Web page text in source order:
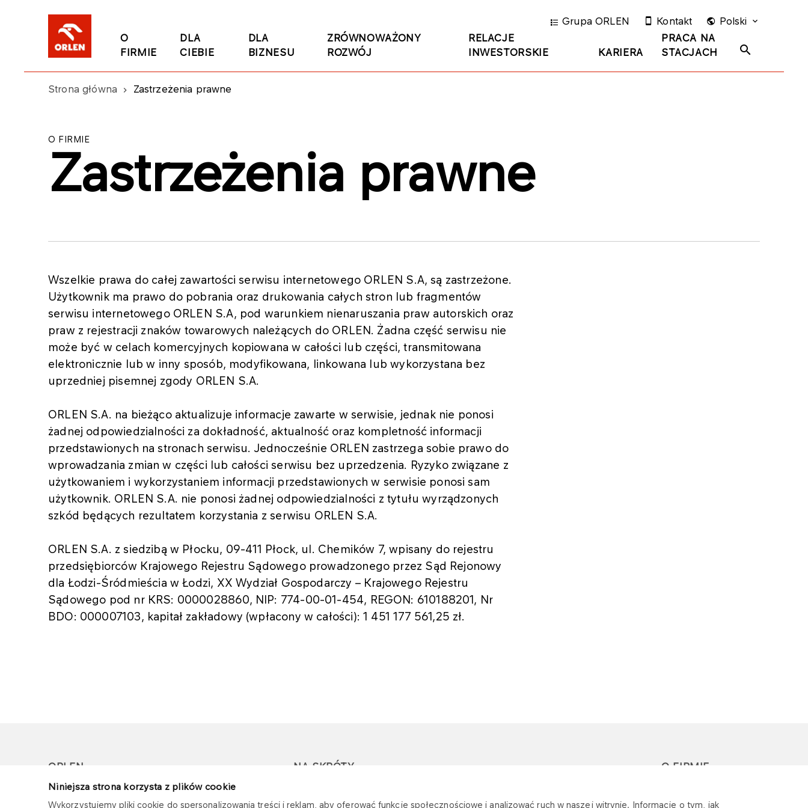
Niniejsza strona korzysta z plików cookie
Wykorzystujemy pliki cookie do spersonalizowania treści i reklam, aby oferować funkcje społecznościowe i analizować ruch w naszej witrynie. Informacje o tym, jak
O
FIRMIE
DLA
CIEBIE
DLA
BIZNESU
ZRÓWNOWAŻONY
ROZWÓJ
RELACJE
INWESTORSKIE
KARIERA
PRACA NA
STACJACH
Grupa ORLEN Kontakt Polski
Strona główna Zastrzeżenia prawne
O FIRMIE
Zastrzeżenia prawne
Wszelkie prawa do całej zawartości serwisu internetowego ORLEN S.A, są zastrzeżone.
Użytkownik ma prawo do pobrania oraz drukowania całych stron lub fragmentów
serwisu internetowego ORLEN S.A, pod warunkiem nienaruszania praw autorskich oraz
praw z rejestracji znaków towarowych należących do ORLEN. Żadna część serwisu nie
może być w celach komercyjnych kopiowana w całości lub części, transmitowana
elektronicznie lub w inny sposób, modyfikowana, linkowana lub wykorzystana bez
uprzedniej pisemnej zgody ORLEN S.A.
ORLEN S.A. na bieżąco aktualizuje informacje zawarte w serwisie, jednak nie ponosi
żadnej odpowiedzialności za dokładność, aktualność oraz kompletność informacji
przedstawionych na stronach serwisu. Jednocześnie ORLEN zastrzega sobie prawo do
wprowadzania zmian w części lub całości serwisu bez uprzedzenia. Ryzyko związane z
użytkowaniem i wykorzystaniem informacji przedstawionych w serwisie ponosi sam
użytkownik. ORLEN S.A. nie ponosi żadnej odpowiedzialności z tytułu wyrządzonych
szkód będących rezultatem korzystania z serwisu ORLEN S.A.
ORLEN S.A. z siedzibą w Płocku, 09-411 Płock, ul. Chemików 7, wpisany do rejestru
przedsiębiorców Krajowego Rejestru Sądowego prowadzonego przez Sąd Rejonowy
dla Łodzi-Śródmieścia w Łodzi, XX Wydział Gospodarczy – Krajowego Rejestru
Sądowego pod nr KRS: 0000028860, NIP: 774-00-01-454, REGON: 610188201, Nr
BDO: 000007103, kapitał zakładowy (wpłacony w całości): 1 451 177 561,25 zł.
ORLEN
Copyright © 1996-2026
NA SKRÓTY O FIRMIE